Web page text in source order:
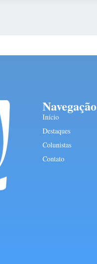
Navegação
Início
Destaques
Colunistas
Contato